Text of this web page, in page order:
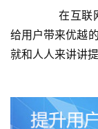
在互联
给用户带来优越
就和人人来讲讲